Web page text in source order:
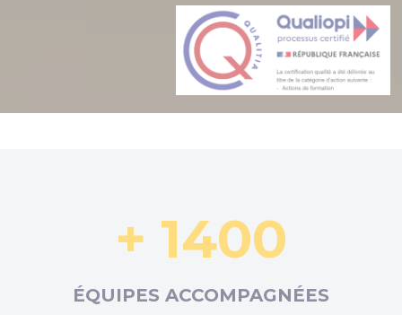
+ 1400
ÉQUIPES ACCOMPAGNÉES